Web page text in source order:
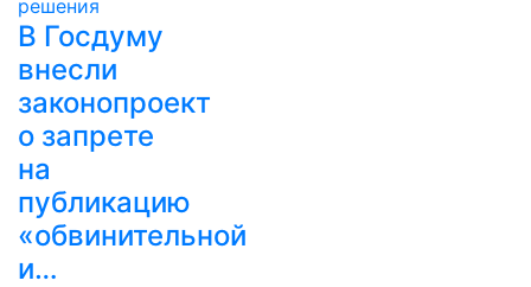
В Госдуму
внесли
законопроект
о запрете
на
публикацию
«обвинительной
и…